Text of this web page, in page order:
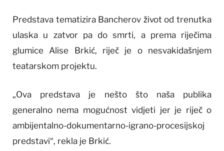
Predstava tematizira Bancherov život od trenutka
ulaska u zatvor pa do smrti, a prema riječima
glumice Alise Brkić, riječ je o nesvakidašnjem
teatarskom projektu.
„Ova predstava je nešto što naša publika
generalno nema mogućnost vidjeti jer je riječ o
ambijentalno-dokumentarno-igrano-procesijskoj
predstavi“, rekla je Brkić.